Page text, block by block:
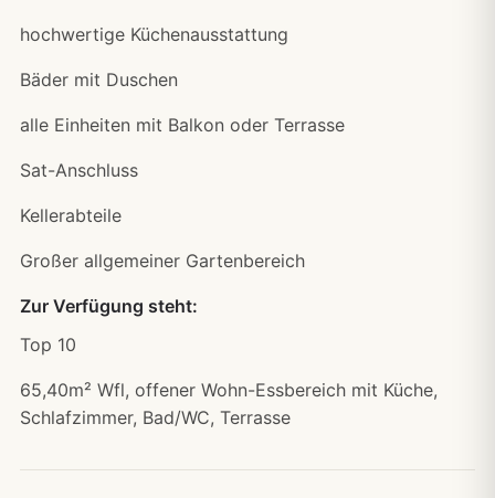
hochwertige Küchenausstattung
Bäder mit Duschen
alle Einheiten mit Balkon oder Terrasse
Sat-Anschluss
Kellerabteile
Großer allgemeiner Gartenbereich
Zur Verfügung steht:
Top 10
65,40m² Wfl, offener Wohn-Essbereich mit Küche,
Schlafzimmer, Bad/WC, Terrasse